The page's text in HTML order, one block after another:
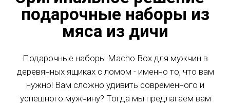
собирают в этот же день и он будет
дожидаться своей доставки. И уже 100%
гарантия, что Вам его доставят .
НЕ ВОЗВРАЩАЕТСЯ.
Подарочные наборы Macho Box для мужчин в
деревянных ящиках с ломом - именно то, что вам
нужно! Вам сложно удивить современного и
успешного мужчину? Тогда мы предлагаем вам
подарочные наборы из
мяса из дичи